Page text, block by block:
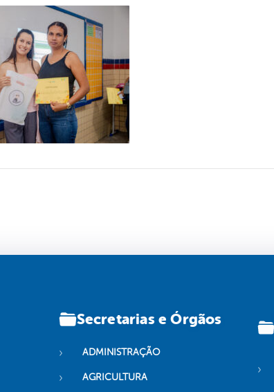
Secretarias e Órgãos
ADMINISTRAÇÃO
AGRICULTURA